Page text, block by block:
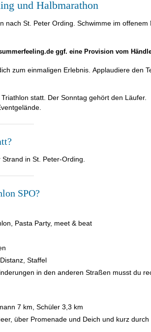
und Halbmarathon
nach St. Peter Ording. Schwimme im offenem
ggf. eine Provision vom
zum einmaligen Erlebnis. Applaudiere den
statt. Der Sonntag gehört den Läufer.
in St. Peter-Ording.
SPO?
Pasta Party, meet & beat
Staffel
in den anderen Straßen musst du
7 km, Schüler 3,3 km
über Promenade und Deich und kurz